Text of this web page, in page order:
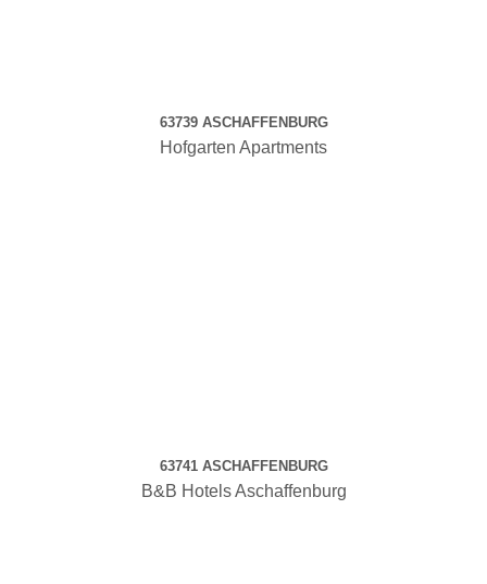
63739 ASCHAFFENBURG
Hofgarten Apartments
63741 ASCHAFFENBURG
B&B Hotels Aschaffenburg